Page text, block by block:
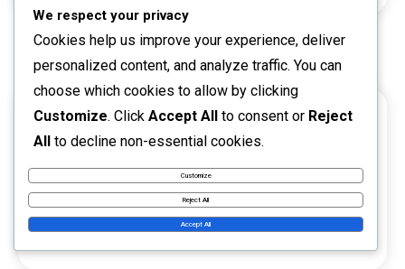
ODKAZY
We respect your privacy
Cookies help us improve your experience, deliver
personalized content, and analyze traffic. You can
choose which cookies to allow by clicking
Customize. Click Accept All to consent or Reject
All to decline non-essential cookies.
Customize
Reject All
Accept All